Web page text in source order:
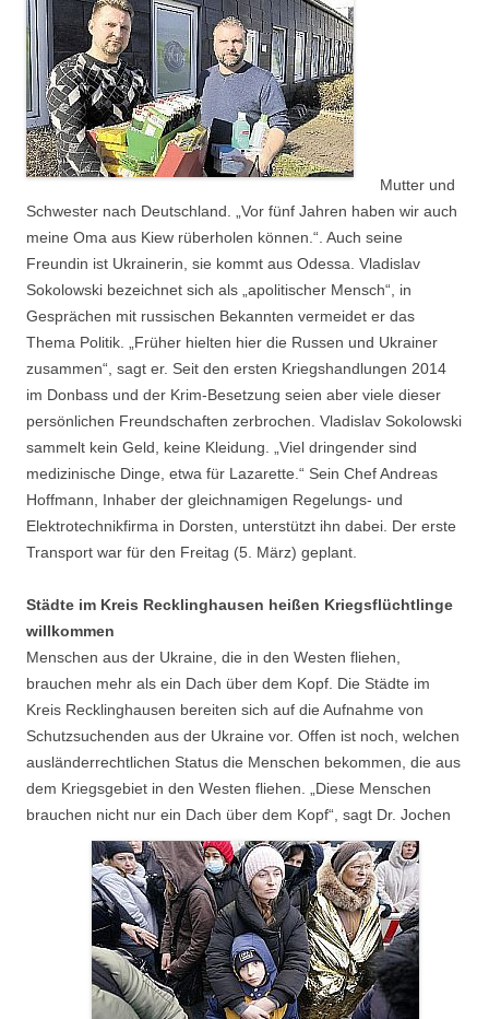
Mutter und
Schwester nach Deutschland. „Vor fünf Jahren haben wir auch
meine Oma aus Kiew rüberholen können.“. Auch seine
Freundin ist Ukrainerin, sie kommt aus Odessa. Vladislav
Sokolowski bezeichnet sich als „apolitischer Mensch“, in
Gesprächen mit russischen Bekannten vermeidet er das
Thema Politik. „Früher hielten hier die Russen und Ukrainer
zusammen“, sagt er. Seit den ersten Kriegshandlungen 2014
im Donbass und der Krim-Besetzung seien aber viele dieser
persönlichen Freundschaften zerbrochen. Vladislav Sokolowski
sammelt kein Geld, keine Kleidung. „Viel dringender sind
medizinische Dinge, etwa für Lazarette.“ Sein Chef Andreas
Hoffmann, Inhaber der gleichnamigen Regelungs- und
Elektrotechnikfirma in Dorsten, unterstützt ihn dabei. Der erste
Transport war für den Freitag (5. März) geplant.
Städte im Kreis Recklinghausen heißen Kriegsflüchtlinge
willkommen
Menschen aus der Ukraine, die in den Westen fliehen,
brauchen mehr als ein Dach über dem Kopf. Die Städte im
Kreis Recklinghausen bereiten sich auf die Aufnahme von
Schutzsuchenden aus der Ukraine vor. Offen ist noch, welchen
ausländerrechtlichen Status die Menschen bekommen, die aus
dem Kriegsgebiet in den Westen fliehen. „Diese Menschen
brauchen nicht nur ein Dach über dem Kopf“, sagt Dr. Jochen